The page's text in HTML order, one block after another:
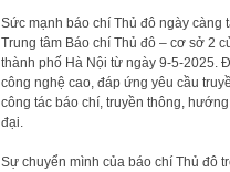
Sức mạnh báo chí Thủ đô ngày
Trung tâm Báo chí Thủ đô – cơ sở 2
thành phố Hà Nội từ ngày 9-5-2025.
công nghệ cao, đáp ứng yêu cầu
công tác báo chí, truyền thông,
đại.
Sự chuyển mình của báo chí Thủ đô